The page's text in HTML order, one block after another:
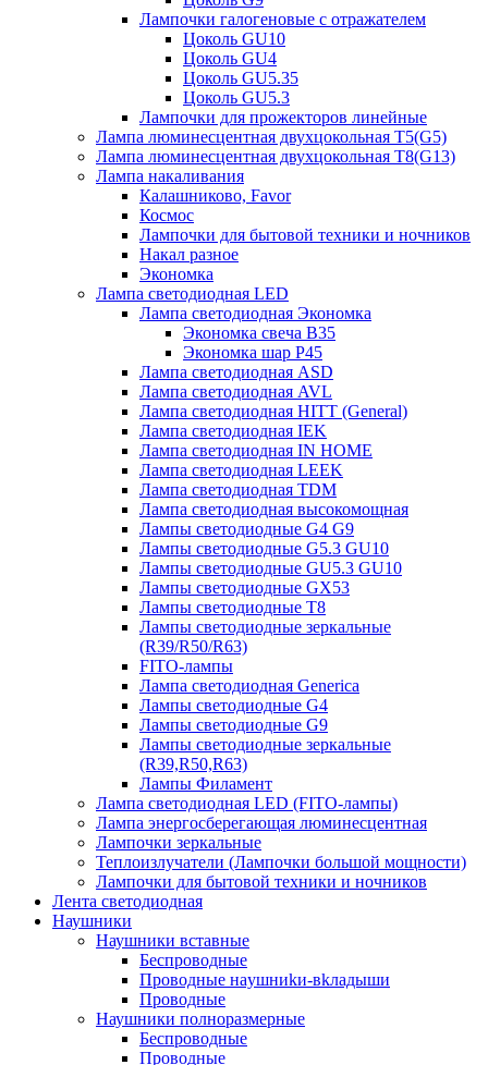
Лампочки галогеновые с отражателем
Цоколь GU10
Цоколь GU4
Цоколь GU5.35
Цоколь GU5.3
Лампочки для прожекторов линейные
Лампа люминесцентная двухцокольная Т5(G5)
Лампа люминесцентная двухцокольная Т8(G13)
Лампа накаливания
Калашниково, Favor
Космос
Лампочки для бытовой техники и ночников
Накал разное
Экономка
Лампа светодиодная LED
Лампа светодиодная Экономка
Экономка свеча B35
Экономка шар P45
Лампа светодиодная ASD
Лампа светодиодная AVL
Лампа светодиодная HITT (General)
Лампа светодиодная IEK
Лампа светодиодная IN HOME
Лампа светодиодная LEEK
Лампа светодиодная TDM
Лампа светодиодная высокомощная
Лампы светодиодные G4 G9
Лампы светодиодные G5.3 GU10
Лампы светодиодные GU5.3 GU10
Лампы светодиодные GX53
Лампы светодиодные T8
Лампы светодиодные зеркальные
(R39/R50/R63)
FITO-лампы
Лампа светодиодная Generica
Лампы светодиодные G4
Лампы светодиодные G9
Лампы светодиодные зеркальные
(R39,R50,R63)
Лампы Филамент
Лампа светодиодная LED (FITO-лампы)
Лампа энергосберегающая люминесцентная
Лампочки зеркальные
Теплоизлучатели (Лампочки большой мощности)
Лампочки для бытовой техники и ночников
Лента светодиодная
Наушники
Наушники вставные
Беспроводные
Пpoвoдныe нayшниkи-вkлaдыши
Проводные
Наушники полноразмерные
Беспроводные
Проводные